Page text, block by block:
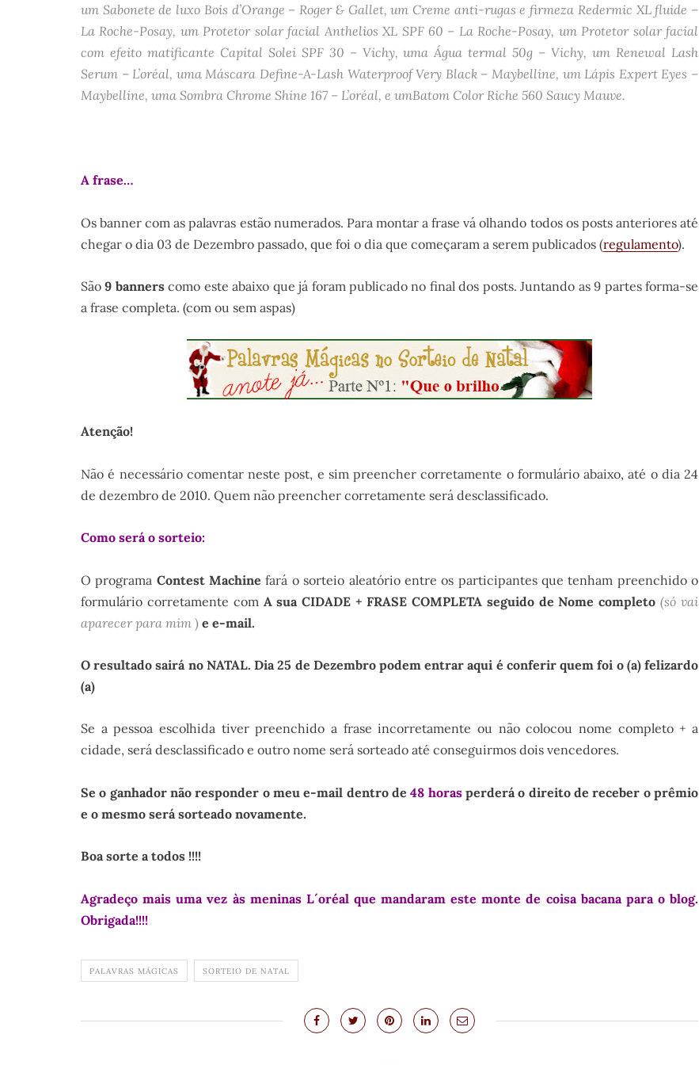
um Sabonete de luxo Bois d’Orange – Roger & Gallet, um Creme anti-rugas e firmeza Redermic XL fluide –
La Roche-Posay, um Protetor solar facial Anthelios XL SPF 60 – La Roche-Posay, um Protetor solar facial
com efeito matificante Capital Solei SPF 30 – Vichy, uma Água termal 50g – Vichy, um Renewal Lash
Serum – L’oréal, uma Máscara Define-A-Lash Waterproof Very Black – Maybelline, um Lápis Expert Eyes –
Maybelline, uma Sombra Chrome Shine 167 – L’oréal, e umBatom Color Riche 560 Saucy Mauve.
A frase…
Os banner com as palavras estão numerados. Para montar a frase vá olhando todos os posts anteriores até
chegar o dia 03 de Dezembro passado, que foi o dia que começaram a serem publicados (regulamento).
São9 bannerscomo este abaixo que já foram publicado no final dos posts. Juntando as 9 partes forma-se
a frase completa. (com ou sem aspas)
Atenção!
Não é necessário comentar neste post, e sim preencher corretamente o formulário abaixo, até o dia 24
de dezembro de 2010. Quem não preencher corretamente será desclassificado.
Como será o sorteio:
O programa Contest Machine fará o sorteio aleatório entre os participantes que tenham preenchido o
formulário corretamente com A sua CIDADE + FRASE COMPLETA seguido de Nome completo (só vai
aparecer para mim ) e e-mail.
O resultado sairá no NATAL. Dia 25 de Dezembro podem entrar aqui é conferir quem foi o (a) felizardo
(a)
Se a pessoa escolhida tiver preenchido a frase incorretamente ou não colocou nome completo + a
cidade, será desclassificado e outro nome será sorteado até conseguirmos dois vencedores.
Se o ganhador não responder o meu e-mail dentro de48 horasperderá o direito de receber o prêmio
e o mesmo será sorteado novamente.
Boa sorte a todos !!!!
Agradeço mais uma vez às meninas L´oréal que mandaram este monte de coisa bacana para o blog.
Obrigada!!!!
PALAVRAS MÁGICAS SORTEIO DE NATAL